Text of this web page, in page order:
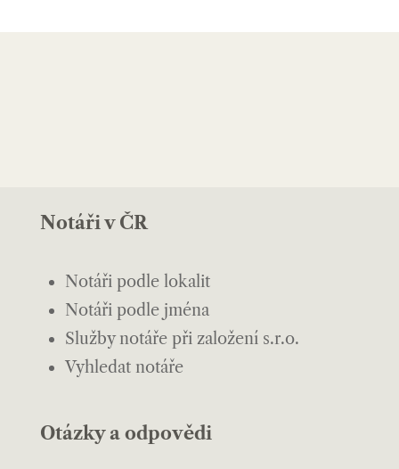
Notáři v ČR
Notáři podle lokalit
Notáři podle jména
Služby notáře při založení s.r.o.
Vyhledat notáře
Otázky a odpovědi